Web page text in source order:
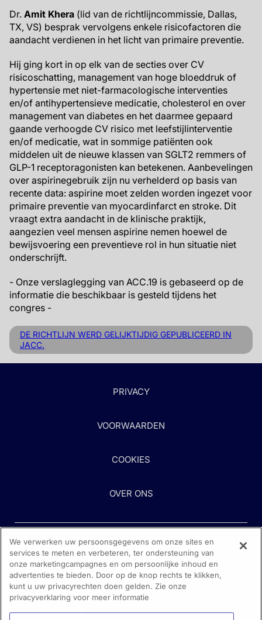
Dr. Amit Khera (lid van de richtlijncommissie, Dallas,
TX, VS) besprak vervolgens enkele risicofactoren die
aandacht verdienen in het licht van primaire preventie.
Hij ging kort in op elk van de secties over CV
risicoschatting, management van hoge bloeddruk of
hypertensie met niet-farmacologische interventies
en/of antihypertensieve medicatie, cholesterol en over
management van diabetes en het daarmee gepaard
gaande verhoogde CV risico met leefstijlinterventie
en/of medicatie, wat in sommige patiënten ook
middelen uit de nieuwe klassen van SGLT2 remmers of
GLP-1 receptoragonisten kan betekenen. Aanbevelingen
over aspirinegebruik zijn nu verhelderd op basis van
recente data: aspirine moet zelden worden ingezet voor
primaire preventie van myocardinfarct en stroke. Dit
vraagt extra aandacht in de klinische praktijk,
aangezien veel mensen aspirine nemen hoewel de
bewijsvoering een preventieve rol in hun situatie niet
onderschrijft.
- Onze verslaglegging van ACC.19 is gebaseerd op de
informatie die beschikbaar is gesteld tijdens het
congres -
DE RICHTLIJN WERD GELIJKTIJDIG GEPUBLICEERD IN
JACC.
PRIVACY
VOORWAARDEN
COOKIES
OVER ONS
Heeft u hulp nodig?
Neem contact met ons op
We verwerken uw persoonsgegevens om onze sites en
services te meten en verbeteren, ter ondersteuning van
onze marketingcampagnes en om persoonlijke inhoud en
advertenties te bieden. Door op de knop rechts te klikken,
kunt u uw privacyrechten doen gelden. Zie onze
privacyverklaring voor meer informatie